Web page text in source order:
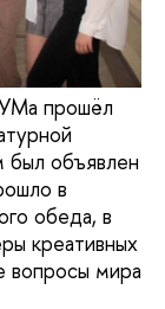
прошёл
был объявлен
в
обеда, в
креативных
вопросы мира